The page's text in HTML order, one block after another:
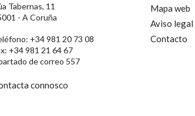
Tabernas, 11
- A Coruña
+34 981 20 73 08
+34 981 21 64 67
de correo 557
connosco
Mapa web
Aviso legal
Contacto